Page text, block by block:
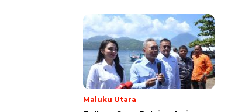
Maluku Utara